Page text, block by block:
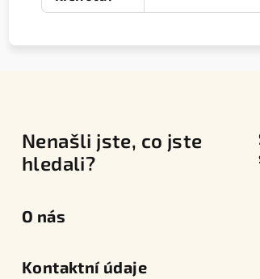
Nenašli jste, co jste
hledali?
O nás
Kontaktní údaje